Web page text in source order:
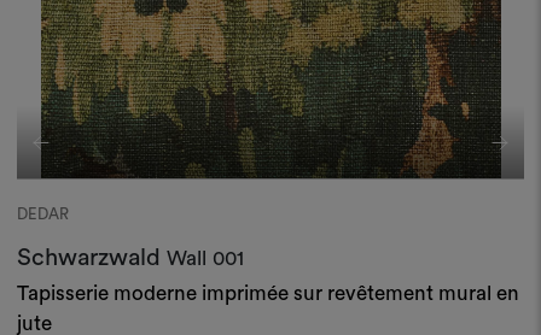
DEDAR
SchwarzwaldWall
001
Tapisserie moderne imprimée sur revêtement mural en
jute​